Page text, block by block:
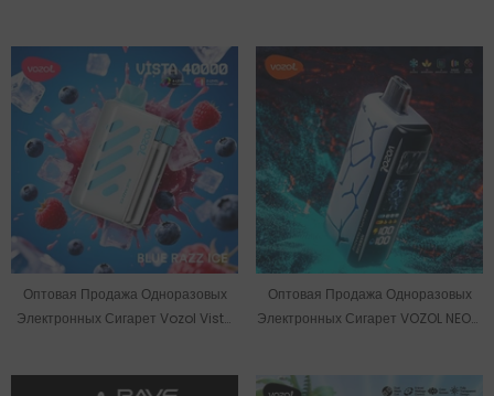
Оптовая Продажа Одноразовых
Электронных Сигарет Vozol Vista
Оптовая Продажа Одноразовых
Электронных Сигарет VOZOL NEON,